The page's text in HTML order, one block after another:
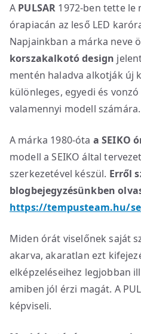
A PULSAR 1972-ben tette le
órapiacán az leső LED
Napjainkban a márka neve
korszakalkotó design
mentén haladva alkotják új
különleges, egyedi és
valamennyi modell számára.
A márka 1980-óta a SEIKO
modell a SEIKO által
szerkezetével készül. Erről
blogbejegyzésünkben
https://tempusteam.hu/
Miden órát viselőnek saját
akarva, akaratlan ezt
elképzeléseihez legjobban
amiben jól érzi magát. A
képviseli.